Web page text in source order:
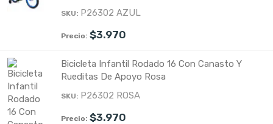
P26302 AZUL
$3.970
Bicicleta Infantil Rodado 16 Con Canasto Y
Rueditas De Apoyo Rosa
P26302 ROSA
$3.970